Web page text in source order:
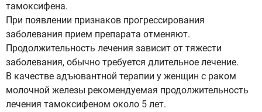
тамоксифена.
При появлении признаков прогрессирования
заболевания прием препарата отменяют.
Продолжительность лечения зависит от тяжести
заболевания, обычно требуется длительное лечение.
В качестве адъювантной терапии у женщин с раком
молочной железы рекомендуемая продолжительность
лечения тамоксифеном около 5 лет.